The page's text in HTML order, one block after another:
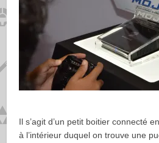
Il s’agit d’un petit boitier connecté
à l’intérieur duquel on trouve une